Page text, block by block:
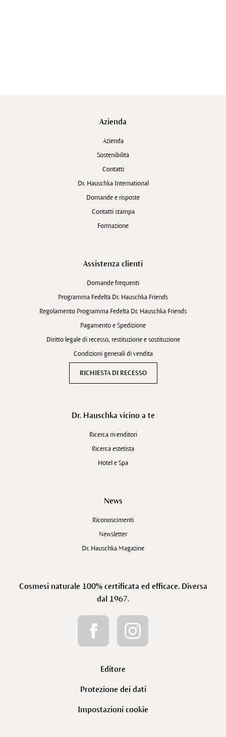
Azienda
Azienda
Sostenibilità
Contatti
Dr. Hauschka International
Domande e risposte
Contatti stampa
Formazione
Assistenza clienti
Domande frequenti
Programma Fedeltà Dr. Hauschka Friends
Regolamento Programma Fedeltà Dr. Hauschka Friends
Pagamento e Spedizione
Diritto legale di recesso, restituzione e sostituzione
Condizioni generali di vendita
RICHIESTA DI RECESSO
Dr. Hauschka vicino a te
Ricerca rivenditori
Ricerca estetista
Hotel e Spa
News
Riconoscimenti
Newsletter
Dr. Hauschka Magazine
Cosmesi naturale 100% certificata ed efficace. Diversa
dal 1967.
Editore
Protezione dei dati
Impostazioni cookie